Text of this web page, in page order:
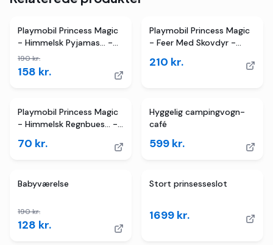
TILBUD
2butikker
Playmobil Princess Magic
- Himmelsk Pyjamas... -
71362 - 56 Dele
190kr.
158 kr.
Playmobil Princess Magic
- Feer Med Skovdyr -
210 kr.
Playmobil Princess Magic
- Himmelsk Regnbues... -
70 kr.
Hyggelig campingvogn-
café
599 kr.
4butikker
Babyværelse
190kr.
128 kr.
Stort prinsesseslot
1699 kr.